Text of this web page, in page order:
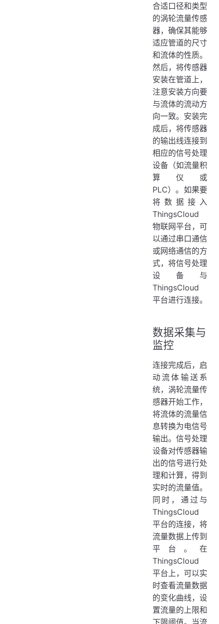
合适口径和类型
的涡轮流量传感
器，确保其能够
适应管道的尺寸
和流体的性质。
然后，将传感器
安装在管道上，
注意安装方向要
与流体的流动方
向一致。安装完
成后，将传感器
的输出线连接到
相应的信号处理
设备（如流量积
算仪或
PLC）。如果要
将数据接入
ThingsCloud
物联网平台，可
以通过串口通信
或网络通信的方
式，将信号处理
设备与
ThingsCloud
平台进行连接。
数据采集与
监控
连接完成后，启
动流体输送系
统，涡轮流量传
感器开始工作，
将流体的流量信
息转换为电信号
输出。信号处理
设备对传感器输
出的信号进行处
理和计算，得到
实时的流量值。
同时，通过与
ThingsCloud
平台的连接，将
流量数据上传到
平台。在
ThingsCloud
平台上，可以实
时查看流量数据
的变化曲线，设
置流量的上限和
下限阈值。当流